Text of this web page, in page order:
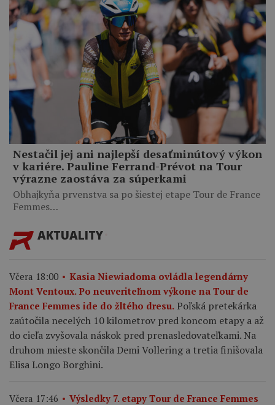
Nestačil jej ani najlepší desaťminútový výkon
v kariére. Pauline Ferrand-Prévot na Tour
výrazne zaostáva za súperkami
Obhajkyňa prvenstva sa po šiestej etape Tour de France
Femmes…
AKTUALITY
Včera 18:00
Kasia Niewiadoma ovládla legendárny
Mont Ventoux. Po neuveriteľnom výkone na Tour de
France Femmes ide do žltého dresu. Poľská pretekárka
zaútočila necelých 10 kilometrov pred koncom etapy a až
do cieľa zvyšovala náskok pred prenasledovateľkami. Na
druhom mieste skončila Demi Vollering a tretia finišovala
Elisa Longo Borghini.
Včera 17:46
Výsledky 7. etapy Tour de France Femmes